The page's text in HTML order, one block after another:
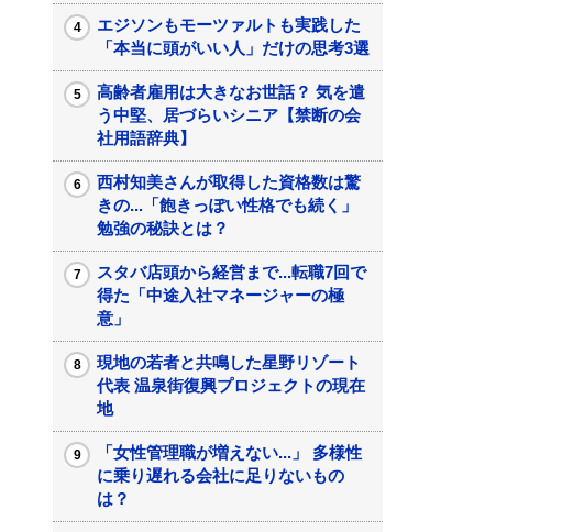
エジソンもモーツァルトも実践した
「本当に頭がいい人」だけの思考3選
高齢者雇用は大きなお世話？ 気を遣
う中堅、居づらいシニア【禁断の会
社用語辞典】
西村知美さんが取得した資格数は驚
きの...「飽きっぽい性格でも続く」
勉強の秘訣とは？
スタバ店頭から経営まで...転職7回で
得た「中途入社マネージャーの極
意」
現地の若者と共鳴した星野リゾート
代表 温泉街復興プロジェクトの現在
地
「女性管理職が増えない...」 多様性
に乗り遅れる会社に足りないもの
は？